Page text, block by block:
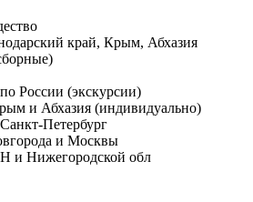
край, Крым, Абхазия
России (экскурсии)
и Абхазия (индивидуально)
Петербург
и Москвы
и Нижегородской обл